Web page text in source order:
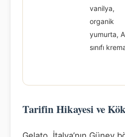
vanilya,
organik
yumurta, A
sınıfı
Tarifin Hikayesi ve